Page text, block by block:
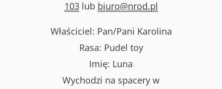
103lub biuro@nrod.pl
Właściciel: Pan/Pani Karolina
Rasa: Pudel toy
Imię: Luna
Wychodzi na spacery w